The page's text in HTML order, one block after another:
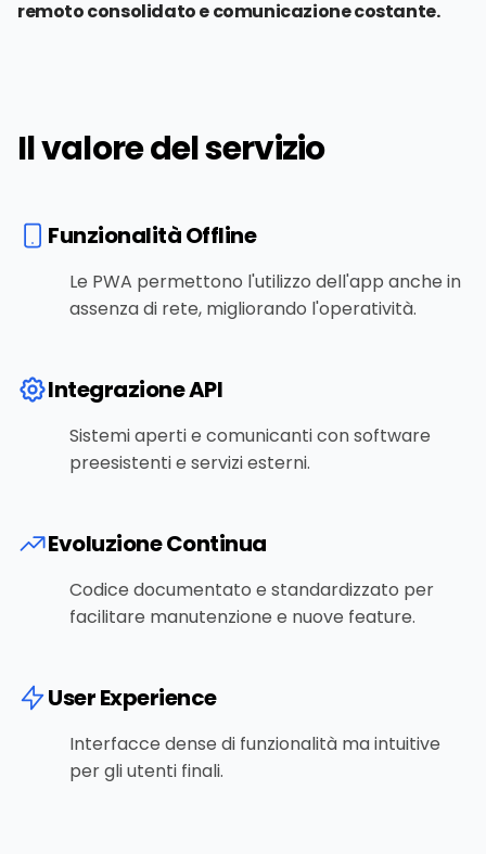
remoto consolidato e comunicazione costante.
Il valore del servizio
Funzionalità Offline
Le PWA permettono l'utilizzo dell'app anche in
assenza di rete, migliorando l'operatività.
Integrazione API
Sistemi aperti e comunicanti con software
preesistenti e servizi esterni.
Evoluzione Continua
Codice documentato e standardizzato per
facilitare manutenzione e nuove feature.
User Experience
Interfacce dense di funzionalità ma intuitive
per gli utenti finali.